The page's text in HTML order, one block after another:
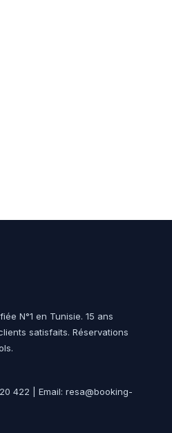
N°1 en Tunisie. 15 ans
satisfaits. Réservations
422 | Email: resa@booking-